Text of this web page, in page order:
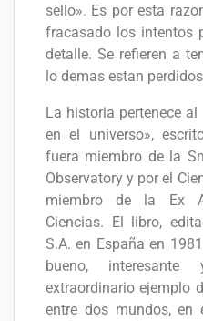
sello». Es por esta
fracasado los intentos
detalle. Se refieren a
lo demas estan
La historia pertenece
en el universo»,
fuera miembro de la
Observatory y por el
miembro de la Ex
Ciencias. El libro,
S.A. en España en
bueno,
extraordinario ejemplo
entre dos mundos, en